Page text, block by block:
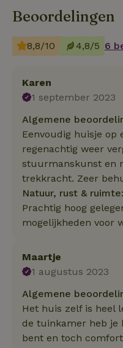
Beoordelingen
8,8/10 4,8/5 6
Karen
1 september 2023
Algemene
Eenvoudig huisje op
regenachtig weer
stuurmanskunst en
trekkracht. Zeer
Natuur, rust &
Prachtig hoog
mogelijkheden voor
Maartje
1 augustus 2023
Algemene
Het huis zelf is heel
de tuinkamer heb je
bent en toch